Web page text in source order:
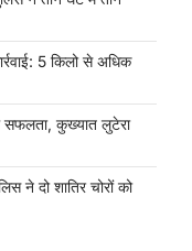
5 किलो से अधिक
सफलता, कुख्यात लुटेरा
ने दो शातिर चोरों को